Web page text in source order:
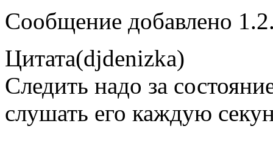
Сообщение добавлено
Цитата(djdenizka)
Следить надо за
слушать его каждую